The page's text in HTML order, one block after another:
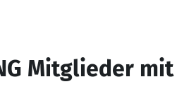
Mitglieder